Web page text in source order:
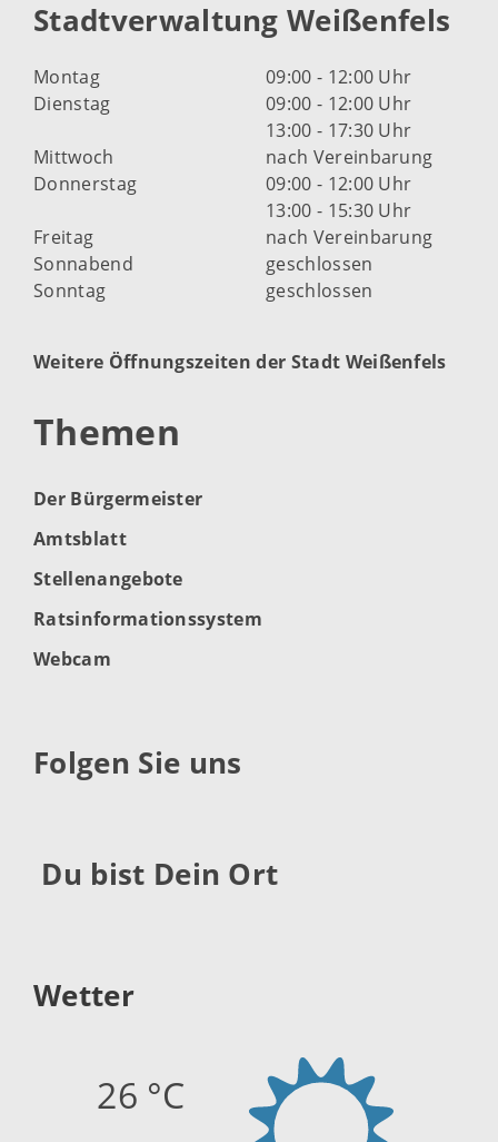
Stadtverwaltung Weißenfels
Montag
09:00 - 12:00 Uhr
Dienstag
09:00 - 12:00 Uhr
13:00 - 17:30 Uhr
Mittwoch
nach Vereinbarung
Donnerstag
09:00 - 12:00 Uhr
13:00 - 15:30 Uhr
Freitag
nach Vereinbarung
Sonnabend
geschlossen
Sonntag
geschlossen
Weitere Öffnungszeiten der Stadt Weißenfels
Themen
Der Bürgermeister
Amtsblatt
Stellenangebote
Ratsinformationssystem
Webcam
Folgen Sie uns
Du bist Dein Ort
Wetter
26 °C